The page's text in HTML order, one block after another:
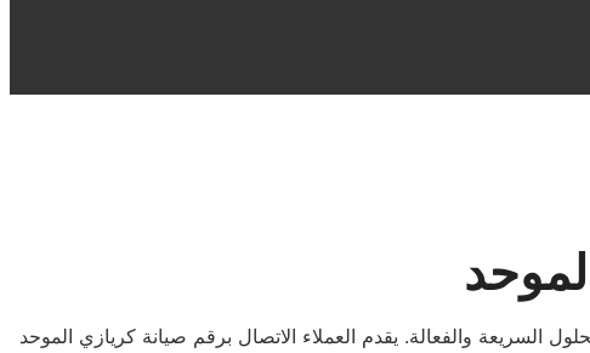
السريعة والفعالة. يقدم العملاء الاتصال برقم صيانة كريازي الموحد